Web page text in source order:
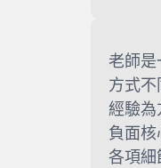
老師
方式
經驗為
負面
各項細